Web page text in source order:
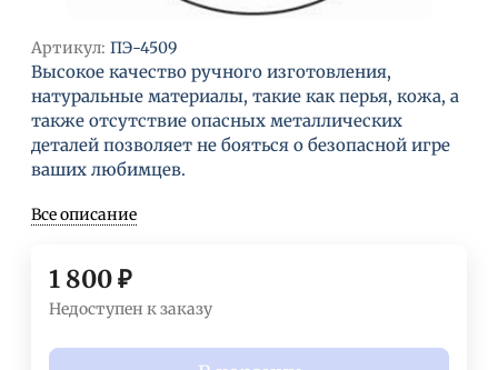
Артикул: ПЭ-4509
Высокое качество ручного изготовления,
натуральные материалы, такие как перья, кожа, а
также отсутствие опасных металлических
деталей позволяет не бояться о безопасной игре
ваших любимцев.
Все описание
1 800₽
Недоступен к заказу